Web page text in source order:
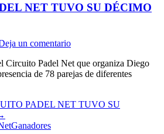
NET TUVO SU DÉCIMO
un comentario
Circuito Padel Net que organiza Diego
de 78 parejas de diferentes
PADEL NET TUVO SU
Ganadores